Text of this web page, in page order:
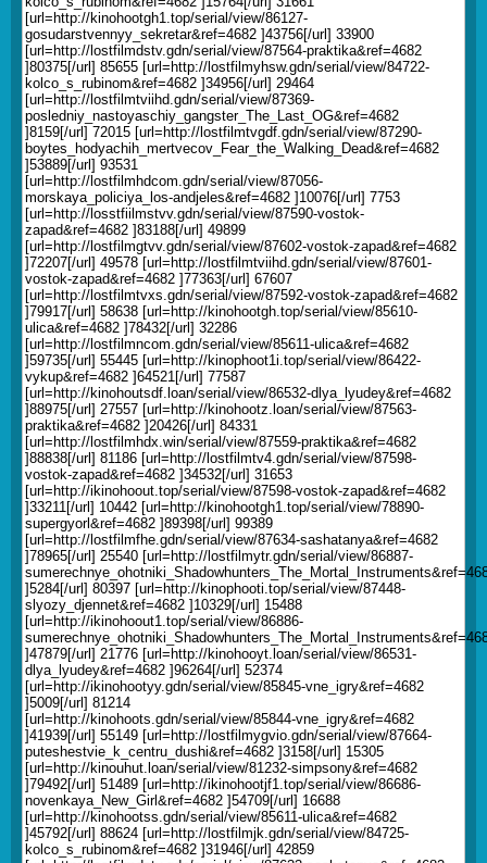
[url=http://kinohootgh1.top/serial/view/86127-
gosudarstvennyy_sekretar&ref=4682 ]43756[/url] 33900
[url=http://lostfilmdstv.gdn/serial/view/87564-praktika&ref=4682
]80375[/url] 85655 [url=http://lostfilmyhsw.gdn/serial/view/84722-
kolco_s_rubinom&ref=4682 ]34956[/url] 29464
[url=http://lostfilmtviihd.gdn/serial/view/87369-
posledniy_nastoyaschiy_gangster_The_Last_OG&ref=4682
]8159[/url] 72015 [url=http://lostfilmtvgdf.gdn/serial/view/87290-
boytes_hodyachih_mertvecov_Fear_the_Walking_Dead&ref=4682
]53889[/url] 93531
[url=http://lostfilmhdcom.gdn/serial/view/87056-
morskaya_policiya_los-andjeles&ref=4682 ]10076[/url] 7753
[url=http://losstfiilmstvv.gdn/serial/view/87590-vostok-
zapad&ref=4682 ]83188[/url] 49899
[url=http://lostfilmgtvv.gdn/serial/view/87602-vostok-zapad&ref=4682
]72207[/url] 49578 [url=http://lostfilmtviihd.gdn/serial/view/87601-
vostok-zapad&ref=4682 ]77363[/url] 67607
[url=http://lostfilmtvxs.gdn/serial/view/87592-vostok-zapad&ref=4682
]79917[/url] 58638 [url=http://kinohootgh.top/serial/view/85610-
ulica&ref=4682 ]78432[/url] 32286
[url=http://lostfilmncom.gdn/serial/view/85611-ulica&ref=4682
]59735[/url] 55445 [url=http://kinophoot1i.top/serial/view/86422-
vykup&ref=4682 ]64521[/url] 77587
[url=http://kinohoutsdf.loan/serial/view/86532-dlya_lyudey&ref=4682
]88975[/url] 27557 [url=http://kinohootz.loan/serial/view/87563-
praktika&ref=4682 ]20426[/url] 84331
[url=http://lostfilmhdx.win/serial/view/87559-praktika&ref=4682
]88838[/url] 81186 [url=http://lostfilmtv4.gdn/serial/view/87598-
vostok-zapad&ref=4682 ]34532[/url] 31653
[url=http://ikinohoout.top/serial/view/87598-vostok-zapad&ref=4682
]33211[/url] 10442 [url=http://kinohootgh1.top/serial/view/78890-
supergyorl&ref=4682 ]89398[/url] 99389
[url=http://lostfilmfhe.gdn/serial/view/87634-sashatanya&ref=4682
]78965[/url] 25540 [url=http://lostfilmytr.gdn/serial/view/86887-
]5284[/url] 80397 [url=http://kinophooti.top/serial/view/87448-
slyozy_djennet&ref=4682 ]10329[/url] 15488
[url=http://ikinohoout1.top/serial/view/86886-
]47879[/url] 21776 [url=http://kinohooyt.loan/serial/view/86531-
dlya_lyudey&ref=4682 ]96264[/url] 52374
[url=http://ikinohootyy.gdn/serial/view/85845-vne_igry&ref=4682
]5009[/url] 81214
[url=http://kinohoots.gdn/serial/view/85844-vne_igry&ref=4682
]41939[/url] 55149 [url=http://lostfilmygvio.gdn/serial/view/87664-
puteshestvie_k_centru_dushi&ref=4682 ]3158[/url] 15305
[url=http://kinouhut.loan/serial/view/81232-simpsony&ref=4682
]79492[/url] 51489 [url=http://ikinohootjf1.top/serial/view/86686-
novenkaya_New_Girl&ref=4682 ]54709[/url] 16688
[url=http://kinohootss.gdn/serial/view/85611-ulica&ref=4682
]45792[/url] 88624 [url=http://lostfilmjk.gdn/serial/view/84725-
kolco_s_rubinom&ref=4682 ]31946[/url] 42859